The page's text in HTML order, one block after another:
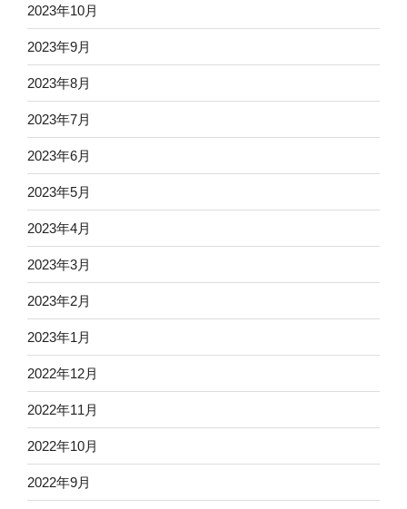
2023年10月
2023年9月
2023年8月
2023年7月
2023年6月
2023年5月
2023年4月
2023年3月
2023年2月
2023年1月
2022年12月
2022年11月
2022年10月
2022年9月